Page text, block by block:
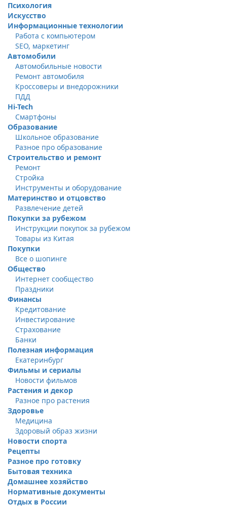
Психология
Искусство
Информационные технологии
Работа с компьютером
SEO, маркетинг
Автомобили
Автомобильные новости
Ремонт автомобиля
Кроссоверы и внедорожники
ПДД
Hi-Tech
Смартфоны
Образование
Школьное образование
Разное про образование
Строительство и ремонт
Ремонт
Стройка
Инструменты и оборудование
Материнство и отцовство
Развлечение детей
Покупки за рубежом
Инструкции покупок за рубежом
Товары из Китая
Покупки
Все о шопинге
Общество
Интернет сообщество
Праздники
Финансы
Кредитование
Инвестирование
Страхование
Банки
Полезная информация
Екатеринбург
Фильмы и сериалы
Новости фильмов
Растения и декор
Разное про растения
Здоровье
Медицина
Здоровый образ жизни
Новости спорта
Рецепты
Разное про готовку
Бытовая техника
Домашнее хозяйство
Нормативные документы
Отдых в России